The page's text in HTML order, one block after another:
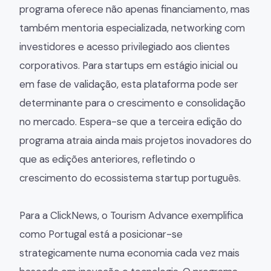
programa oferece não apenas financiamento, mas
também mentoria especializada, networking com
investidores e acesso privilegiado aos clientes
corporativos. Para startups em estágio inicial ou
em fase de validação, esta plataforma pode ser
determinante para o crescimento e consolidação
no mercado. Espera-se que a terceira edição do
programa atraia ainda mais projetos inovadores do
que as edições anteriores, refletindo o
crescimento do ecossistema startup português.
Para a ClickNews, o Tourism Advance exemplifica
como Portugal está a posicionar-se
strategicamente numa economia cada vez mais